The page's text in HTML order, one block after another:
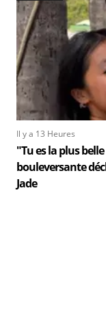
Il y a 13 Heures
"Tu es la plus
bouleversante
Jade